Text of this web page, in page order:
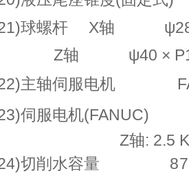
球螺杆
X轴
轴 ψ40 ×
2)主轴伺服电机
)伺服电机(FANUC)
Z轴: 2.5
)切削水容量 87